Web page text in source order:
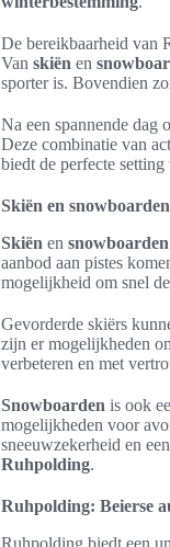
De bereikbaarheid van
Van skiën en
sporter is. Bovendien
Na een spannende dag
Deze combinatie van
biedt de perfecte
Skiën en
Skiën en snowboarden
aanbod aan pistes
mogelijkheid om snel
Gevorderde skiërs
zijn er mogelijkheden
verbeteren en met
Snowboarden is ook
mogelijkheden voor
sneeuwzekerheid en
Ruhpolding.
Ruhpolding: Beierse